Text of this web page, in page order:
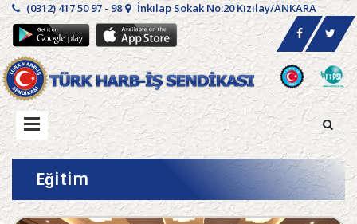
(0312) 417 50 97 - 98 İnkılap Sokak No:20 Kızılay/ANKARA
Eğitim